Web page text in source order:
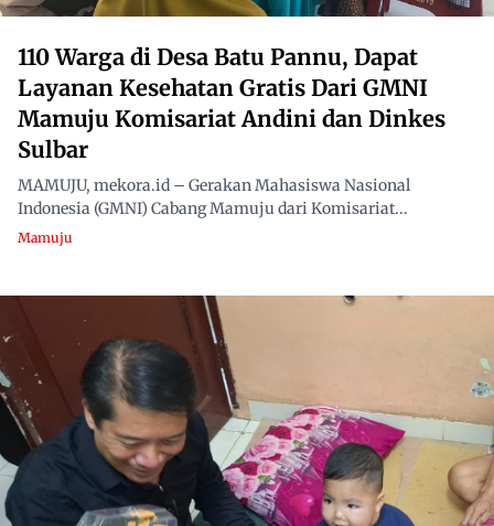
110 Warga di Desa Batu Pannu, Dapat
Layanan Kesehatan Gratis Dari GMNI
Mamuju Komisariat Andini dan Dinkes
Sulbar
MAMUJU, mekora.id – Gerakan Mahasiswa Nasional
Indonesia (GMNI) Cabang Mamuju dari Komisariat...
Mamuju